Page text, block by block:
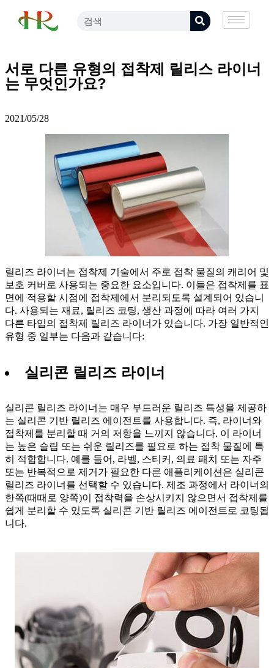
서로 다른 유형의 접착제 릴리스 라이너
는 무엇인가요?
2021/05/28
릴리즈 라이너는 접착제 기술에서 주로 접착 물질의 캐리어 및
보호 커버로 사용되는 중요한 요소입니다. 이들은 접착제를 표
면에 적용할 시점에 접착제에서 분리되도록 설계되어 있습니
다. 사용되는 재료, 릴리즈 코팅, 생산 과정에 따라 여러 가지
다른 타입의 접착제 릴리즈 라이너가 있습니다. 가장 일반적인
유형 중 일부는 다음과 같습니다:
실리콘 릴리즈 라이너
실리콘 릴리즈 라이너는 매우 부드러운 릴리즈 특성을 제공하
는 실리콘 기반 릴리즈 에이전트를 사용합니다. 즉, 라이너와
접착제를 분리할 때 거의 저항을 느끼지 않습니다. 이 라이너
는 높은 슬립 또는 쉬운 릴리즈를 필요로 하는 접착 물질에 특
히 적합합니다. 예를 들어, 라벨, 스티커, 의료 패치 또는 자주
또는 반복적으로 제거가 필요한 다른 애플리케이션은 실리콘
릴리즈 라이너를 선택할 수 있습니다. 제조 과정에서 라이너의
한쪽(때때로 양쪽)이 접착력을 손상시키지 않으면서 접착제를
쉽게 분리할 수 있도록 실리콘 기반 릴리즈 에이전트로 코팅됩
니다.